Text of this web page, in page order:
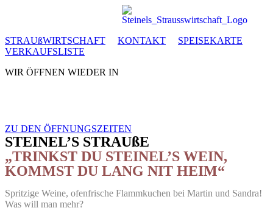
STRAUßWIRTSCHAFT KONTAKT
SPEISEKARTE
VERKAUFSLISTE
WIR ÖFFNEN WIEDER IN
ZU DEN ÖFFNUNGSZEITEN
STEINEL’S STRAUßE
„TRINKST DU STEINEL’S WEIN,
KOMMST DU LANG NIT HEIM“
Spritzige Weine, ofenfrische Flammkuchen bei Martin und Sandra!
Was will man mehr?